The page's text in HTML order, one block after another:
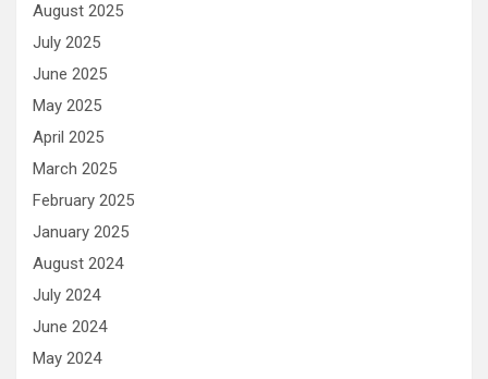
August 2025
July 2025
June 2025
May 2025
April 2025
March 2025
February 2025
January 2025
August 2024
July 2024
June 2024
May 2024